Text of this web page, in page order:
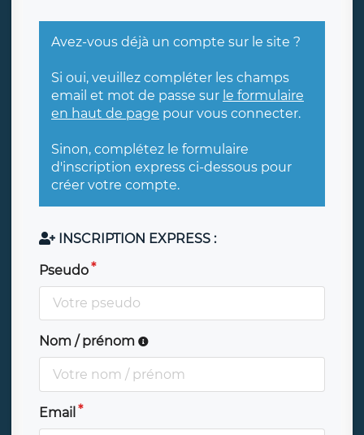
Avez-vous déjà un compte sur le site ?
Si oui, veuillez compléter les champs
email et mot de passe sur le formulaire
en haut de page pour vous connecter.
Sinon, complétez le formulaire
d'inscription express ci-dessous pour
créer votre compte.
INSCRIPTION EXPRESS :
Pseudo
Nom / prénom
Email